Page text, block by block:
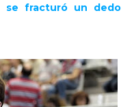
se fracturó un dedo